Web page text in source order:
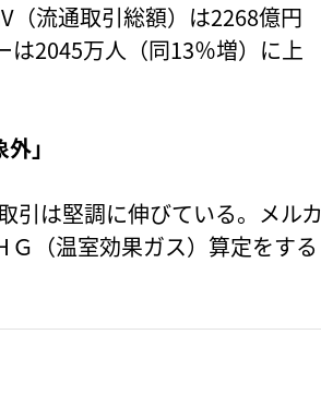
（流通取引総額）は2268億円
は2045万人（同13％増）に上
」
引は堅調に伸びている。メルカ
（温室効果ガス）算定をする